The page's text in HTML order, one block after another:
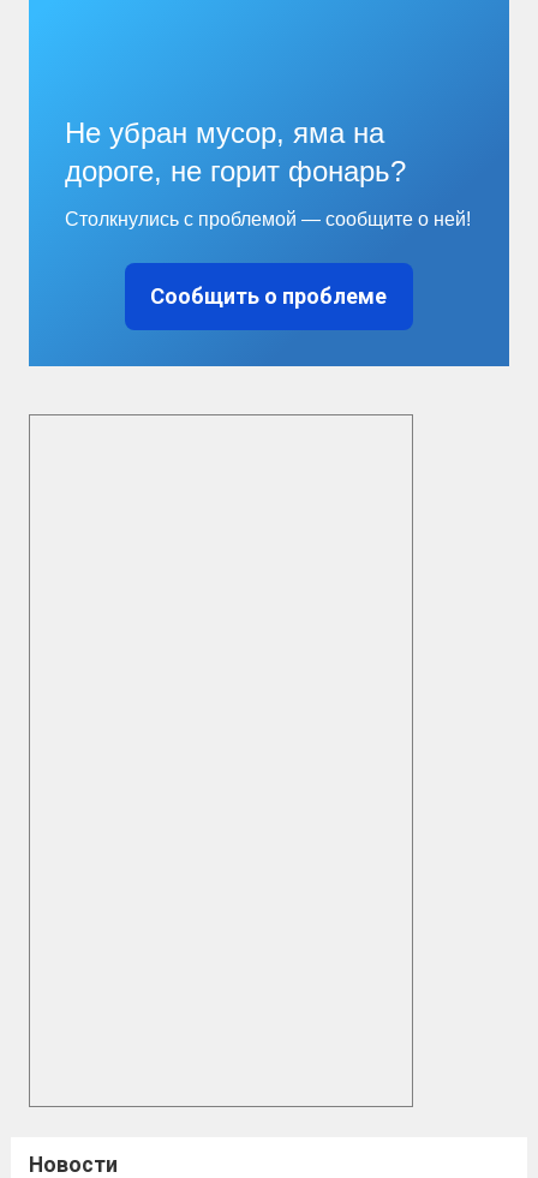
Не убран мусор, яма на
дороге, не горит фонарь?
Столкнулись с проблемой — сообщите о ней!
Сообщить о проблеме
Новости